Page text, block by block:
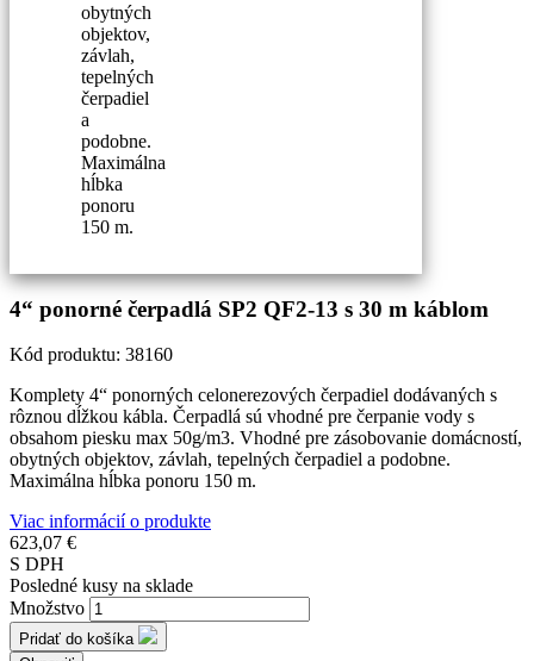
obytných
objektov,
závlah,
tepelných
čerpadiel
a
podobne.
Maximálna
hĺbka
ponoru
150 m.
4“ ponorné čerpadlá SP2 QF2-13 s 30 m káblom
Kód produktu: 38160
Komplety 4“ ponorných celonerezových čerpadiel dodávaných s
rôznou dĺžkou kábla. Čerpadlá sú vhodné pre čerpanie vody s
obsahom piesku max 50g/m3. Vhodné pre zásobovanie domácností,
obytných objektov, závlah, tepelných čerpadiel a podobne.
Maximálna hĺbka ponoru 150 m.
Viac informácií o produkte
623,07 €
S DPH
Posledné kusy na sklade
Množstvo
Pridať do košíka